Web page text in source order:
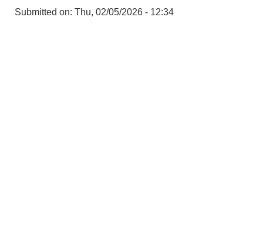
Submitted on: Thu, 02/05/2026 - 12:34